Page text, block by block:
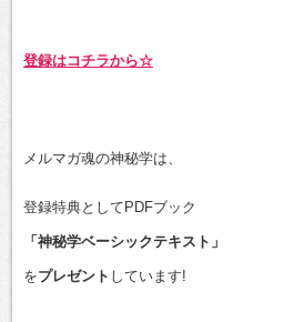
登録はコチラから☆
メルマガ魂の神秘学は、
登録特典としてPDFブック
「神秘学ベーシックテキスト」
をプレゼント しています!